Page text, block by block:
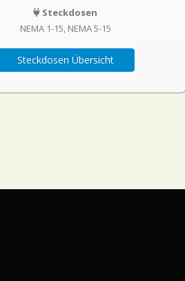
Steckdosen
NEMA 1-15 NEMA 5-15
Steckdosen Übersicht